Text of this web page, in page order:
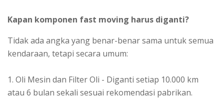
Kapan komponen fast moving harus diganti?
Tidak ada angka yang benar-benar sama untuk semua
kendaraan, tetapi secara umum:
1. Oli Mesin dan Filter Oli - Diganti setiap 10.000 km
atau 6 bulan sekali sesuai rekomendasi pabrikan.